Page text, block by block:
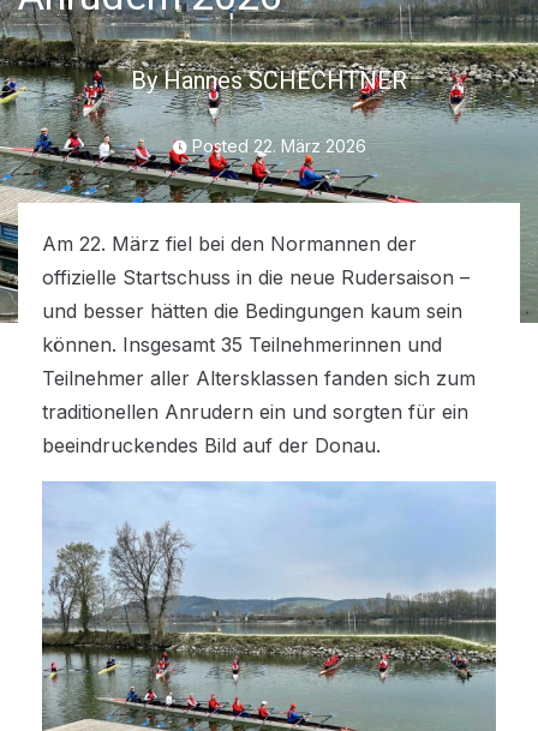
ByHannes SCHECHTNER
Posted 22. März 2026
Am 22. März fiel bei den Normannen der
offizielle Startschuss in die neue Rudersaison –
und besser hätten die Bedingungen kaum sein
können. Insgesamt 35 Teilnehmerinnen und
Teilnehmer aller Altersklassen fanden sich zum
traditionellen Anrudern ein und sorgten für ein
beeindruckendes Bild auf der Donau.